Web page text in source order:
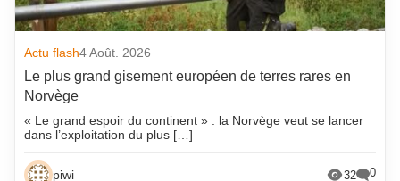
Actu flash4 Août. 2026
Le plus grand gisement européen de terres rares en
Norvège
« Le grand espoir du continent » : la Norvège veut se lancer
dans l’exploitation du plus […]
piwi 32 0